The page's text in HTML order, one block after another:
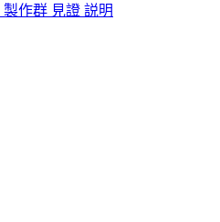
製作群 見證 説明